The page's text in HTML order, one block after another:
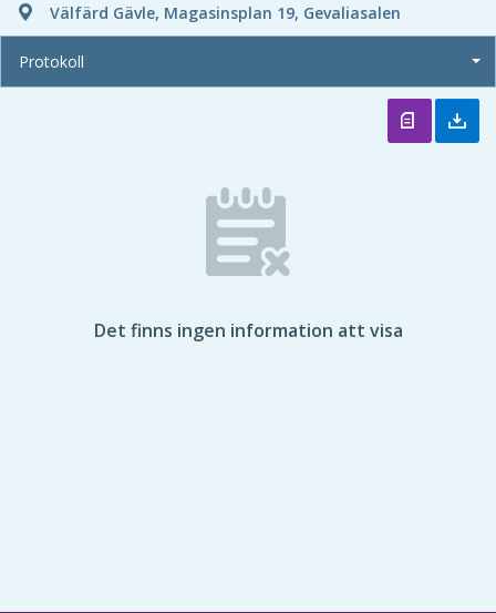
Välfärd Gävle, Magasinsplan 19, Gevaliasalen
Protokoll
Det finns ingen information att visa